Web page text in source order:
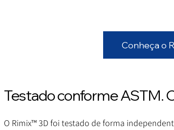
Conheça o
Testado conforme ASTM.
O Rimix™ 3D foi testado de forma